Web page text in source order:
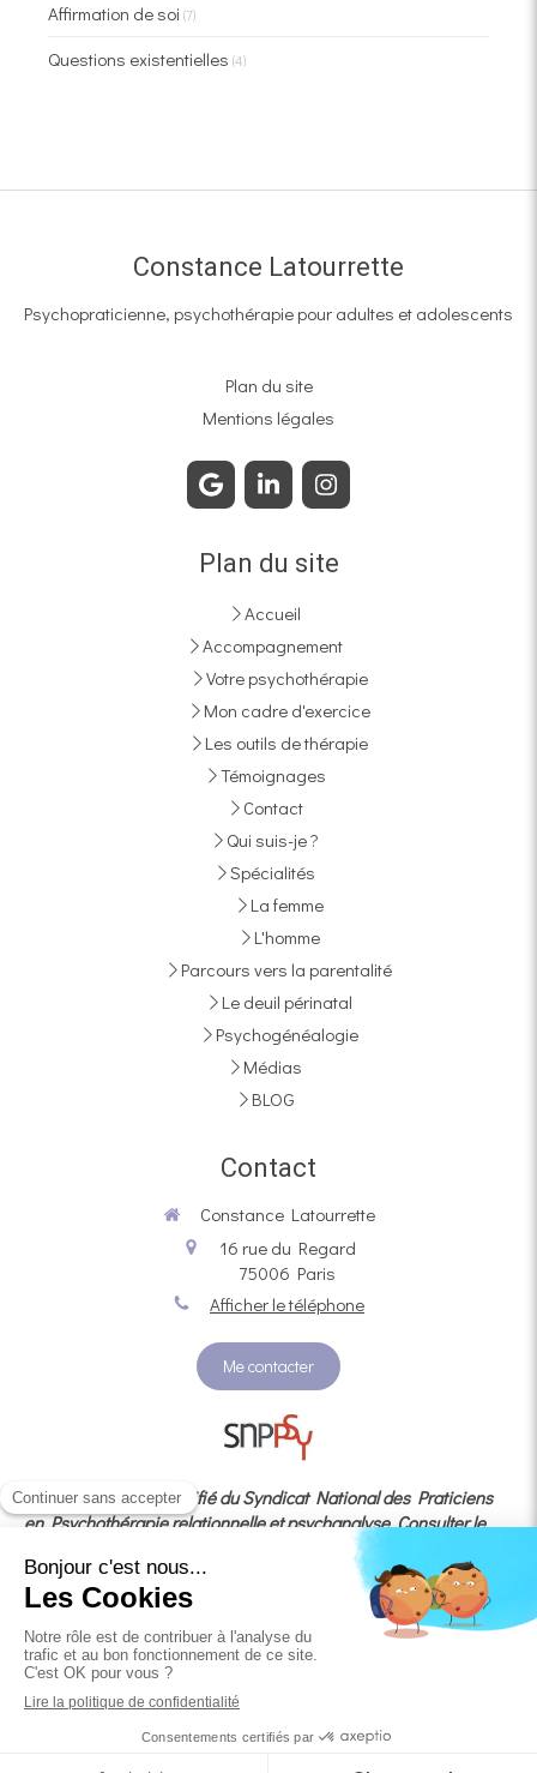
Affirmation de soi (7)
Questions existentielles (4)
Constance Latourrette
Psychopraticienne, psychothérapie pour adultes et adolescents
Plan du site
Mentions légales
Plan du site
Accueil
Accompagnement
Votre psychothérapie
Mon cadre d'exercice
Les outils de thérapie
Témoignages
Contact
Qui suis-je ?
Spécialités
La femme
L'homme
Parcours vers la parentalité
Le deuil périnatal
Psychogénéalogie
Médias
BLOG
Contact
Constance Latourrette
16 rue du Regard
75006 Paris
Afficher le téléphone
Me contacter
Membre adhérent certifié du Syndicat National des Praticiens
en Psychothérapie relationnelle et psychanalyseConsulter le
En cas de litige, vous avez la possibilité de recourir au
médiateur agrééMÉDIATION
CONSOMMATION DEVELOPPEMENT dédié à la médiation de la
consommation, situé au 3, RUE J. CONSTANT MILLERET 42000
SAINT-ÉTIENNE, auquel je suis adhérente.
© Constance Latourrette - Psychopraticienne à Paris 6